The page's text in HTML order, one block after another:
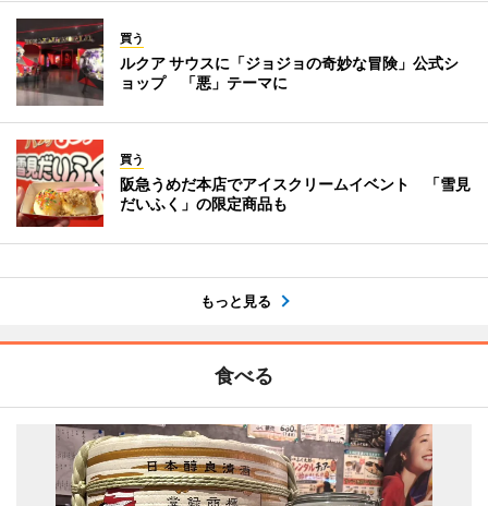
買う
ルクア サウスに「ジョジョの奇妙な冒険」公式シ
ョップ 「悪」テーマに
買う
阪急うめだ本店でアイスクリームイベント 「雪見
だいふく」の限定商品も
もっと見る
食べる